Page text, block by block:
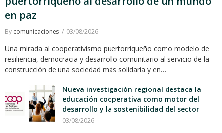
en paz
By comunicaciones 03/08/2026
Una mirada al cooperativismo puertorriqueño como modelo de
resiliencia, democracia y desarrollo comunitario al servicio de la
construcción de una sociedad más solidaria y en…
Nueva investigación regional destaca la
educación cooperativa como motor del
desarrollo y la sostenibilidad del sector
03/08/2026